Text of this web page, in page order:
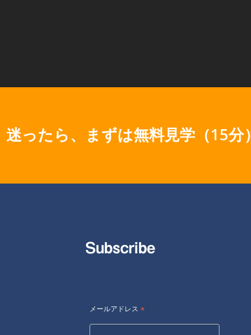
迷ったら、まずは無料見学（15分）
Subscribe
メールアドレス *